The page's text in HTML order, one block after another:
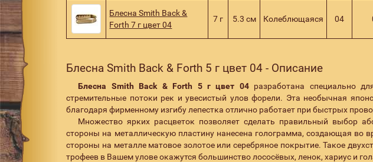
Блесна Smith Back &
Forth 7 г цвет 04
7 г 5.3 см Колеблющаяся 04
Блесна Smith Back & Forth 5 г цвет 04 - Описание
Блесна Smith Back & Forth 5 г цвет 04разработана специально
стремительные потоки рек и увесистый улов форели. Эта необычная
благодаря фирменному изгибу лепестка отлично работает при быстрых
Множество ярких расцветок позволяет сделать правильный выбор
стороны на металлическую пластину нанесена голограмма, создающая во
стороны на металле матовое золотое или серебряное покрытие. Такое
трофеев в Вашем улове окажутся большинство лососёвых, ленок, хариус и